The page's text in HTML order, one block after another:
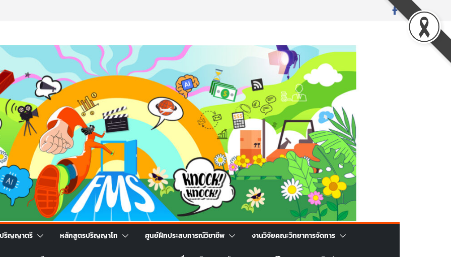
ค้ดสร้างแอปได้อีก! เรียนกับ มรภ.เลย ได้สกิล
ด้วยเทคโนโลยี AI!
ว่าพลาดมาก!
ริญญาตรี หลักสูตรปริญญาโท ศูนย์ฝึกประสบการณ์วิชาชีพ งานวิจัยคณะวิทยาการจัดการ